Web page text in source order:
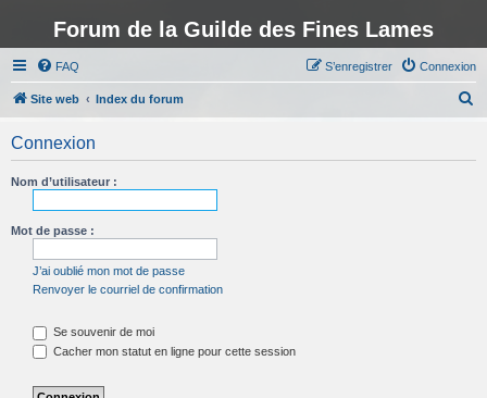
Forum de la Guilde des Fines Lames
FAQ Connexion
S’enregistrer
Site web Index du forum
Connexion
Nom d’utilisateur :
Mot de passe :
J’ai oublié mon mot de passe
Renvoyer le courriel de confirmation
Se souvenir de moi
Cacher mon statut en ligne pour cette session